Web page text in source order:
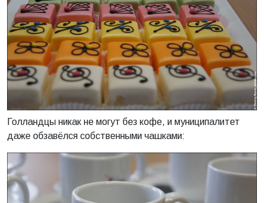
Голландцы никак не могут без кофе, и муниципалитет
даже обзавёлся собственными чашками: